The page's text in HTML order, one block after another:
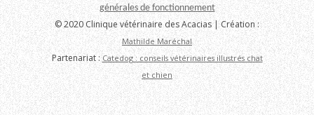
générales de fonctionnement
© 2020 Clinique vétérinaire des Acacias | Création :
Mathilde Maréchal
Partenariat :Catedog : conseils vétérinaires illustrés chat
et chien